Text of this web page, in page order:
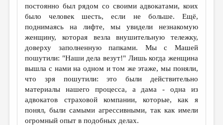
постоянно был рядом со своими адвокатами, коих
было человек шесть, если не больше. Ещё,
поднимаясь на лифте, мы увидели незнакомую
женщину, которая везла внушительную тележку,
доверху заполненную папками. Мы с Машей
пошутили: "Наши дела везут!" Лишь когда женщина
вышла с нами на одном и том же этаже, мы поняли,
что зря пошутили: это были действительно
материалы нашего процесса, а дама - одна из
адвокатов страховой компании, которые, как я
понял, были самыми агрессивными, так как имели
огромный опыт в подобных делах.